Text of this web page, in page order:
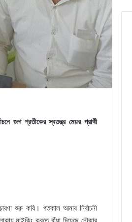
জগ প্রতীকের স্বতন্ত্র মেয়র প্রার্থী
শুরু করি। গতকাল আমার নির্বাচনী